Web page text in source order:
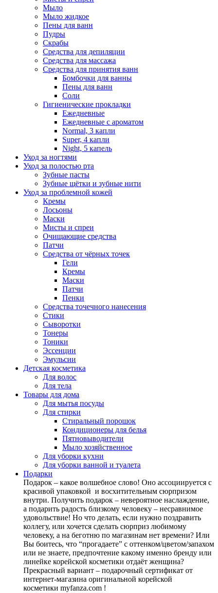
Мыло
Мыло жидкое
Пены для ванн
Пудры
Скрабы
Средства для депиляции
Средства для массажа
Средства для принятия ванн
Бомбочки для ванны
Пены для ванн
Соли
Гигиенические прокладки
Ежедневные
Ежедневные с ароматом
Normal, 3 капли
Super, 4 капли
Night, 5 капель
Уход за ногтями
Уход за полостью рта
Зубные пасты
Зубные щётки и зубные нити
Уход за проблемной кожей
Кремы
Лосьоны
Маски
Мисты и спреи
Очищающие средства
Патчи
Средства от чёрных точек
Гели
Кремы
Маски
Патчи
Пенки
Средства точечного нанесения
Стики
Сыворотки
Тонеры
Тоники
Эссенции
Эмульсии
Детская косметика
Для волос
Для тела
Товары для дома
Для мытья посуды
Для стирки
Стиральный порошок
Кондиционеры для белья
Пятновыводители
Мыло хозяйственное
Для уборки кухни
Для уборки ванной и туалета
Подарки
Подарок – какое волшебное слово! Оно ассоциируется с
красивой упаковкой и восхитительным сюрпризом
внутри. Получить подарок – невероятное наслаждение,
а подарить радость близкому человеку – несравнимое
удовольствие! Но что делать, если нужно поздравить
коллегу, или хочется сделать сюрприз любимому
человеку, а на беготню по магазинам нет времени? Или
Вы боитесь, что “прогадаете” с оттенком/цветом/запахом
или не знаете, предпочтение какому именно бренду или
линейке корейской косметики отдаёт женщина?
Прекрасный вариант – подарочный сертификат от
интернет-магазина оригинальной корейской
косметики myfanza.com !